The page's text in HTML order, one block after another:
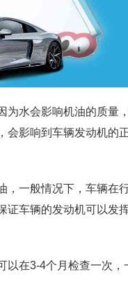
为水会影响机油的质量
影响到车辆发动机的
一般情况下，车辆在
车辆的发动机可以发
在3-4个月检查一次